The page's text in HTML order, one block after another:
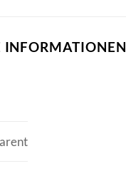
INFORMATIONEN